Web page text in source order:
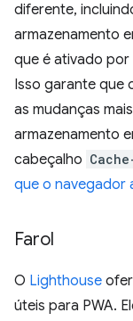
diferente,
armazenamento
que é ativado
Isso garante que
as mudanças
armazenamento
cabeçalho
que o navegador
Farol
O Lighthouse
úteis para PWA.